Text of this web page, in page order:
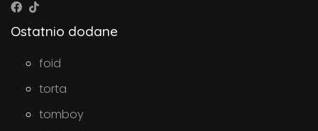
Ostatnio dodane
foid
torta
tomboy